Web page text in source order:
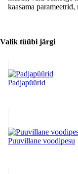
kaasama
Valik tüübi järgi
Padjapüürid
Puuvillane voodipesu